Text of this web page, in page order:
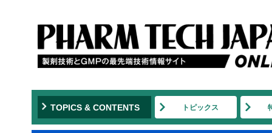
to
navigation
TOPICS & CONTENTS トピックス